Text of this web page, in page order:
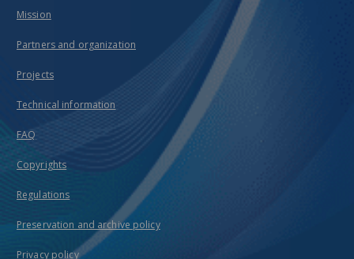
Mission
Partners and organization
Projects
Technical information
FAQ
Copyrights
Regulations
Preservation and archive policy
Privacy policy